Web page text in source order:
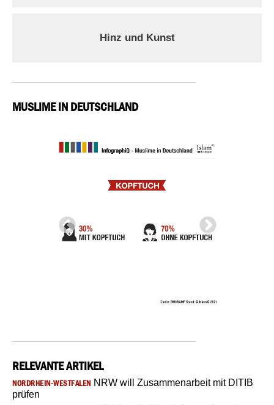
Hinz und Kunst
MUSLIME IN DEUTSCHLAND
RELEVANTE ARTIKEL
NORDRHEIN-WESTFALEN NRW will Zusammenarbeit mit DITIB
prüfen